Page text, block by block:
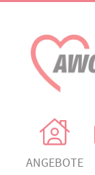
ANGEBOTE